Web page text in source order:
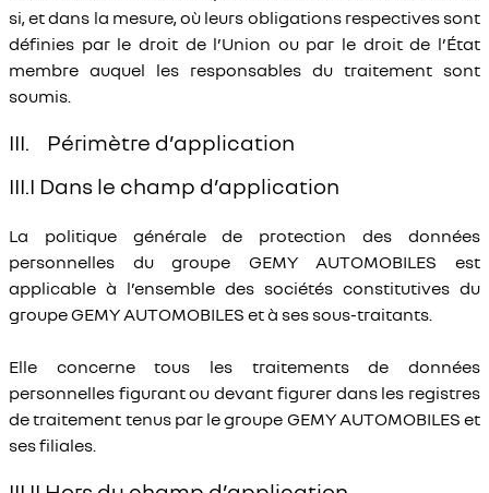
si, et dans la mesure, où leurs obligations respectives sont
définies par le droit de l’Union ou par le droit de l’État
membre auquel les responsables du traitement sont
soumis.
III. Périmètre d’application
III.I Dans le champ d’application
La politique générale de protection des données
personnelles du groupe GEMY AUTOMOBILES est
applicable à l’ensemble des sociétés constitutives du
groupe GEMY AUTOMOBILES et à ses sous-traitants.
Elle concerne tous les traitements de données
personnelles figurant ou devant figurer dans les registres
de traitement tenus par le groupe GEMY AUTOMOBILES et
ses filiales.